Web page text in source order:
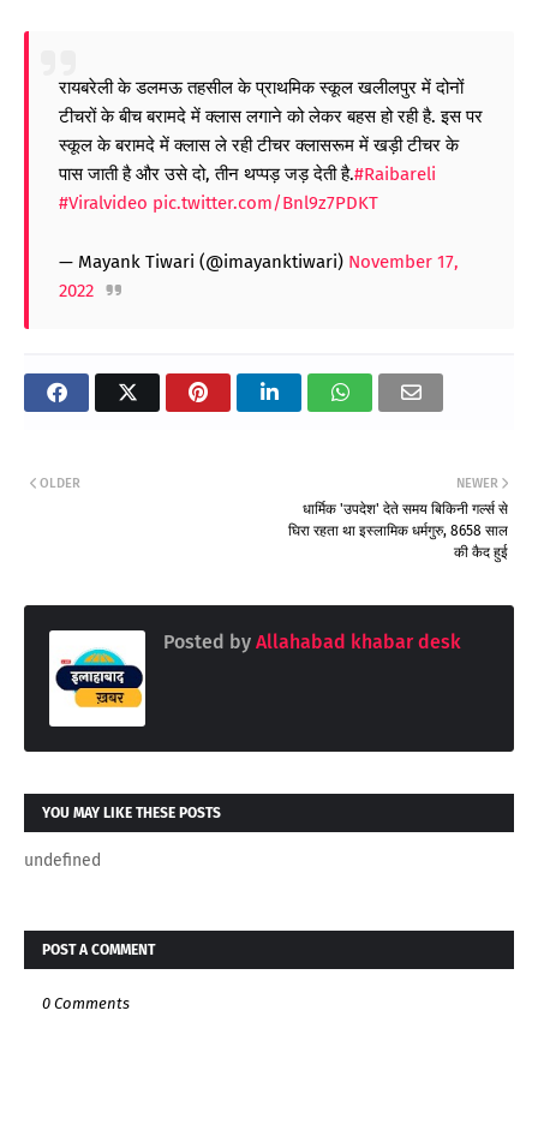
रायबरेली के डलमऊ तहसील के प्राथमिक स्कूल खलीलपुर में दोनों
टीचरों के बीच बरामदे में क्लास लगाने को लेकर बहस हो रही है. इस पर
स्कूल के बरामदे में क्लास ले रही टीचर क्लासरूम में खड़ी टीचर के
पास जाती है और उसे दो, तीन थप्पड़ जड़ देती है.#Raibareli
#Viralvideo pic.twitter.com/Bnl9z7PDKT
— Mayank Tiwari (@imayanktiwari) November 17,
2022
NEWER
धार्मिक 'उपदेश' देते समय बिकिनी गर्ल्स से
घिरा रहता था इस्लामिक धर्मगुरु, 8658 साल
की कैद हुई
OLDER
Posted by Allahabad khabar desk
YOU MAY LIKE THESE POSTS
undefined
POST A COMMENT
0 Comments